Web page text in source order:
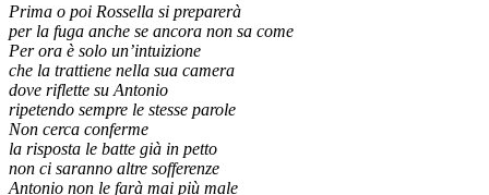
Prima o poi Rossella si preparerà
per la fuga anche se ancora non sa come
Per ora è solo un’intuizione
che la trattiene nella sua camera
dove riflette su Antonio
ripetendo sempre le stesse parole
Non cerca conferme
la risposta le batte già in petto
non ci saranno altre sofferenze
Antonio non le farà mai più male